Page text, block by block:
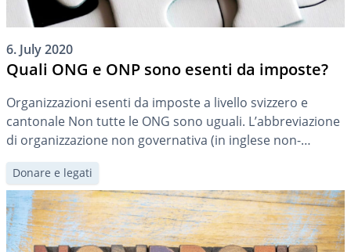
6. July 2020
Quali ONG e ONP sono esenti da imposte?
Organizzazioni esenti da imposte a livello svizzero e
cantonale Non tutte le ONG sono uguali. L’abbreviazione
di organizzazione non governativa (in inglese non-
governmental organization) è spesso semplicisticamente
equiparata a quella di organizzazione non profit. Faremo
un po’ più di chiarezza sulla terminologia in un altro
articolo. In linea di principio, la forma giuridica di una […]
Donare e legati